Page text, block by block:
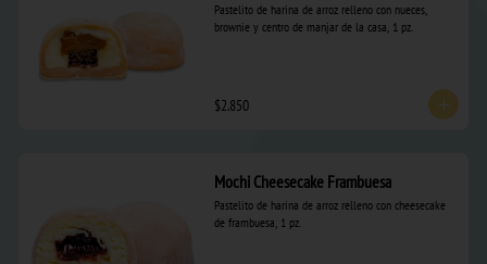
Pastelito de harina de arroz relleno con nueces,
brownie y centro de manjar de la casa, 1 pz.
$2.850
Mochi Cheesecake Frambuesa
Pastelito de harina de arroz relleno con cheesecake
de frambuesa, 1 pz.